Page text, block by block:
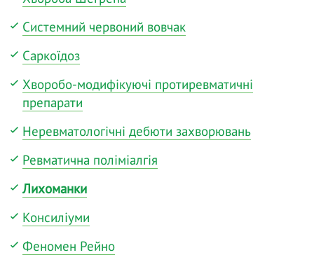
Системний червоний вовчак
Саркоїдоз
Хворобо-модифікуючі протиревматичні
препарати
Неревматологічні дебюти захворювань
Ревматична поліміалгія
Лихоманки
Консиліуми
Феномен Рейно